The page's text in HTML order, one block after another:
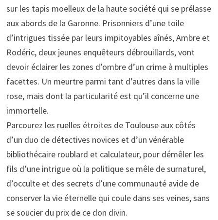
sur les tapis moelleux de la haute société qui se prélasse
aux abords de la Garonne. Prisonniers d’une toile
d’intrigues tissée par leurs impitoyables aînés, Ambre et
Rodéric, deux jeunes enquêteurs débrouillards, vont
devoir éclairer les zones d’ombre d’un crime à multiples
facettes. Un meurtre parmi tant d’autres dans la ville
rose, mais dont la particularité est qu’il concerne une
immortelle.
Parcourez les ruelles étroites de Toulouse aux côtés
d’un duo de détectives novices et d’un vénérable
bibliothécaire roublard et calculateur, pour démêler les
fils d’une intrigue où la politique se mêle de surnaturel,
d’occulte et des secrets d’une communauté avide de
conserver la vie éternelle qui coule dans ses veines, sans
se soucier du prix de ce don divin.‌